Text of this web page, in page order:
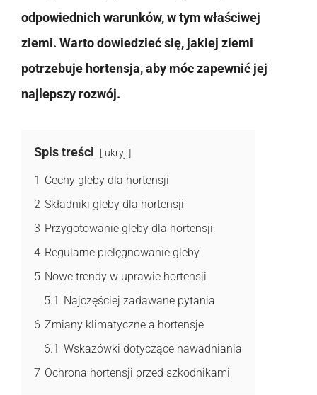
odpowiednich warunków, w tym właściwej
ziemi. Warto dowiedzieć się, jakiej ziemi
potrzebuje hortensja, aby móc zapewnić jej
najlepszy rozwój.
Spis treści ukryj
1 Cechy gleby dla hortensji
2 Składniki gleby dla hortensji
3 Przygotowanie gleby dla hortensji
4 Regularne pielęgnowanie gleby
5 Nowe trendy w uprawie hortensji
5.1 Najczęściej zadawane pytania
6 Zmiany klimatyczne a hortensje
6.1 Wskazówki dotyczące nawadniania
7 Ochrona hortensji przed szkodnikami